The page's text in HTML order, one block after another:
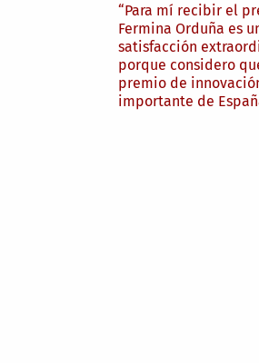
“Para mí recibir el
Fermina Orduña es
satisfacción
porque considero
premio de
importante de